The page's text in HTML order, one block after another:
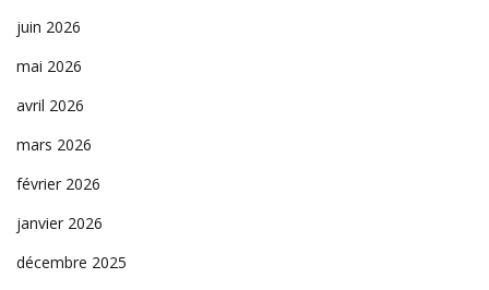
juin 2026
mai 2026
avril 2026
mars 2026
février 2026
janvier 2026
décembre 2025